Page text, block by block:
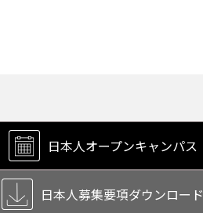
日本人オープンキャンパス
日本人募集要項ダウンロード